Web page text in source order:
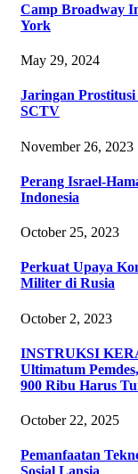
Camp Broadway
York
May 29, 2024
Jaringan
SCTV
November 26, 2023
Perang Israel-
Indonesia
October 25, 2023
Perkuat Upaya
Militer di Rusia
October 2, 2023
INSTRUKSI
Ultimatum
900 Ribu Harus
October 22, 2025
Pemanfaatan